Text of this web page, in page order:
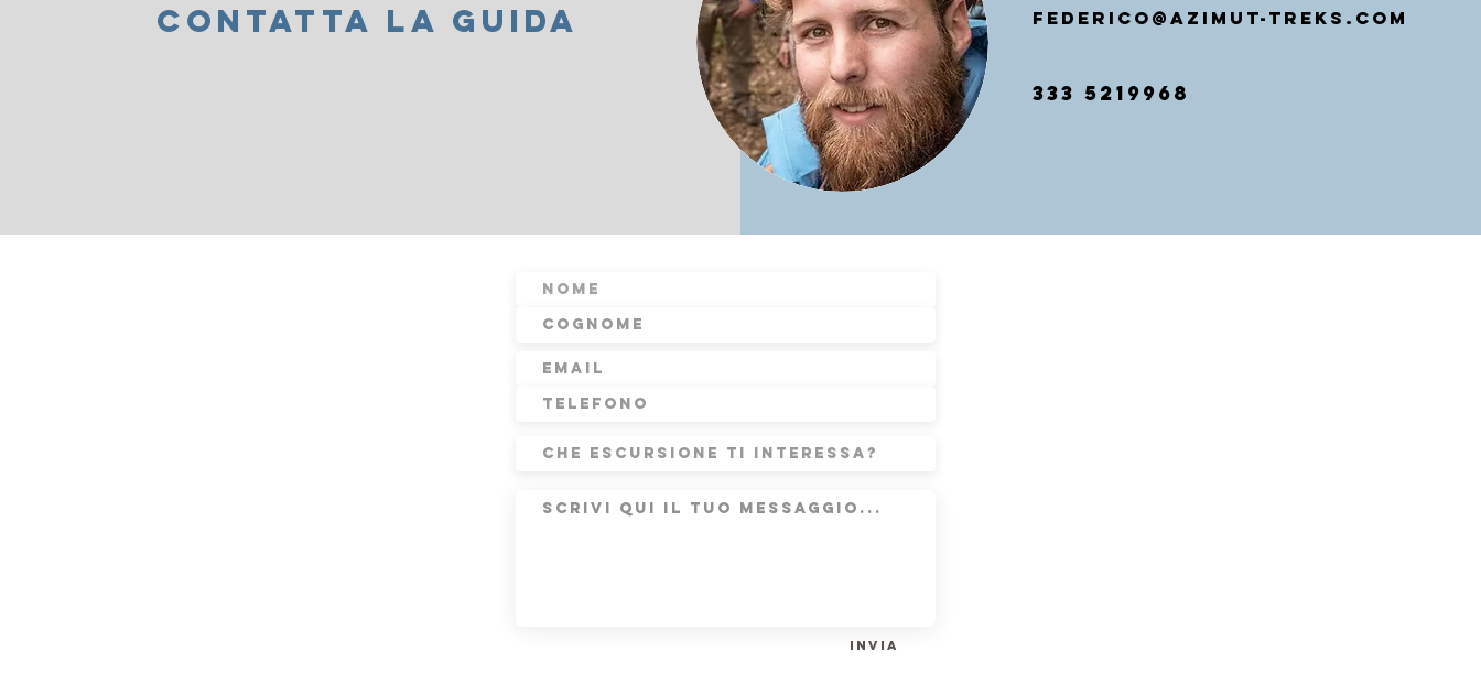
CONTATTA LA GUIDA federico@AZIMUT-TREKS.COM
333 5219968
Invia